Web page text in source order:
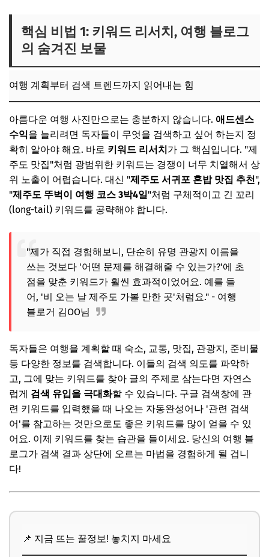
핵심 비법 1: 키워드 리서치, 여행 블로그
의 숨겨진 보물
여행 계획부터 검색 트렌드까지 읽어내는 힘
아름다운 여행 사진만으로는 충분하지 않습니다. 애드센스
수익을 늘리려면 독자들이 무엇을 검색하고 싶어 하는지 정
확히 알아야 해요. 바로 키워드 리서치가 그 핵심입니다. "제
주도 맛집"처럼 광범위한 키워드는 경쟁이 너무 치열해서 상
위 노출이 어렵습니다. 대신 "제주도 서귀포 혼밥 맛집 추천",
"제주도 뚜벅이 여행 코스 3박4일"처럼 구체적이고 긴 꼬리
(long-tail) 키워드를 공략해야 합니다.
"제가 직접 경험해보니, 단순히 유명 관광지 이름을
쓰는 것보다 '어떤 문제를 해결해줄 수 있는가?'에 초
점을 맞춘 키워드가 훨씬 효과적이었어요. 예를 들
어, '비 오는 날 제주도 가볼 만한 곳'처럼요." - 여행
블로거 김OO님
독자들은 여행을 계획할 때 숙소, 교통, 맛집, 관광지, 준비물
등 다양한 정보를 검색합니다. 이들의 검색 의도를 파악하
고, 그에 맞는 키워드를 찾아 글의 주제로 삼는다면 자연스
럽게 검색 유입을 극대화할 수 있습니다. 구글 검색창에 관
련 키워드를 입력했을 때 나오는 자동완성어나 '관련 검색
어'를 참고하는 것만으로도 좋은 키워드를 많이 얻을 수 있
어요. 이제 키워드를 찾는 습관을 들이세요. 당신의 여행 블
로그가 검색 결과 상단에 오르는 마법을 경험하게 될 겁니
다!
📌 지금 뜨는 꿀정보! 놓치지 마세요